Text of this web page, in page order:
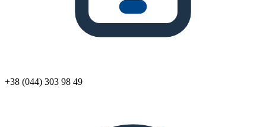
+38 (044) 303 98 49